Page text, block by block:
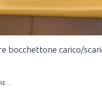
bocchettone carico/